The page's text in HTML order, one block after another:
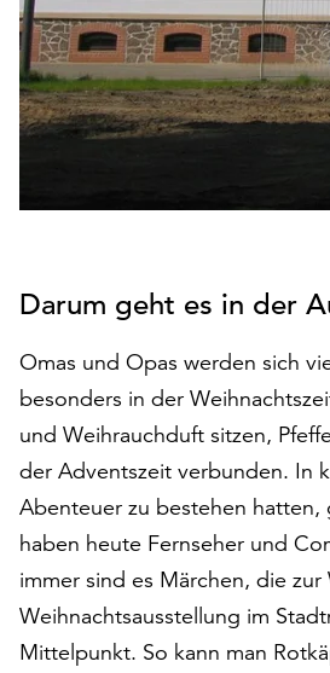
Darum geht es in der
Omas und Opas werden sich
besonders in der
und Weihrauchduft sitzen,
der Adventszeit verbunden. In
Abenteuer zu bestehen
haben heute Fernseher und
immer sind es Märchen, die
Weihnachtsausstellung im
Mittelpunkt. So kann man